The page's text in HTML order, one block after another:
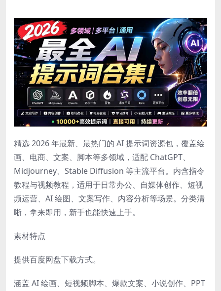
精选 2026 年最新、最热门的 AI 提示词资源包，覆盖绘
画、电商、文案、脚本等多领域，适配 ChatGPT、
Midjourney、Stable Diffusion 等主流平台。内含指令
教程与视频教程，适用于日常办公、自媒体创作、短视
频运营、AI 绘图、文案写作、内容分析等场景。分类清
晰，拿来即用，新手也能快速上手。
素材特点
提供百度网盘下载方式。
涵盖 AI 绘画、短视频脚本、爆款文案、小说创作、PPT